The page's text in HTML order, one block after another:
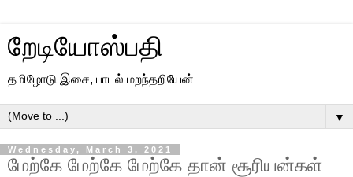
றேடியோஸ்பதி
தமிழோடு இசை, பாடல் மறந்தறியேன்
▼
Wednesday, March 3, 2021
மேற்கே மேற்கே மேற்கே தான் சூரியன்கள்